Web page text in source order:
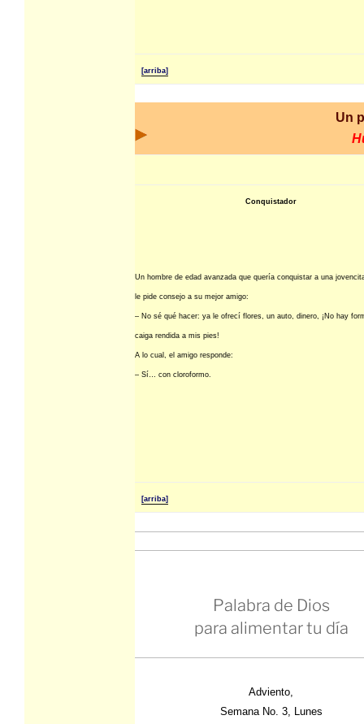
[arriba]
Un
Conquistador
Un hombre de edad avanzada que quería conquistar a una
le pide consejo a su mejor amigo:
– No sé qué hacer: ya le ofrecí flores, un auto, dinero, ¡No hay
caiga rendida a mis pies!
A lo cual, el amigo responde:
– Sí… con cloroformo.
[arriba]
Palabra de Dios
para alimentar tu día
Adviento,
Semana No. 3, Lunes